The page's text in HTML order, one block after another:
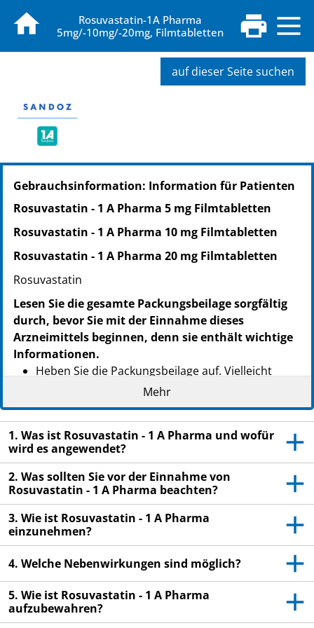
Rosuvastatin-1A Pharma
5mg/-10mg/-20mg, Filmtabletten
auf dieser Seite suchen
PZN: 17412089
PPN: 111741208992
NTIN: 04150174120892
PPN: 111741210352
NTIN: 04150174121035
Gebrauchsinformation: Information für Patienten
Rosuvastatin - 1 A Pharma 5 mg Filmtabletten
Rosuvastatin - 1 A Pharma 10 mg Filmtabletten
Rosuvastatin - 1 A Pharma 20 mg Filmtabletten
Rosuvastatin
Lesen Sie die gesamte Packungsbeilage sorgfältig
durch, bevor Sie mit der Einnahme dieses
Arzneimittels beginnen, denn sie enthält wichtige
Informationen.
Heben Sie die Packungsbeilage auf. Vielleicht
möchten Sie diese später nochmals lesen.
Wenn Sie weitere Fragen haben, wenden Sie sich
an Ihren Arzt oder Apotheker.
Dieses Arzneimittel wurde Ihnen persönlich
verschrieben. Geben Sie es nicht an Dritte weiter.
Es kann anderen Menschen schaden, auch wenn
diese die gleichen Beschwerden haben wie Sie.
Wenn Sie Nebenwirkungen bemerken, wenden Sie
sich an Ihren Arzt oder Apotheker. Dies gilt auch
für Nebenwirkungen, die nicht in dieser
Packungsbeilage angegeben sind. Siehe Abschnitt
4.
Mehr
1. Was ist Rosuvastatin - 1 A Pharma und wofür
wird es angewendet?
2. Was sollten Sie vor der Einnahme von
Rosuvastatin - 1 A Pharma beachten?
3. Wie ist Rosuvastatin - 1 A Pharma
einzunehmen?
4. Welche Nebenwirkungen sind möglich?
5. Wie ist Rosuvastatin - 1 A Pharma
aufzubewahren?